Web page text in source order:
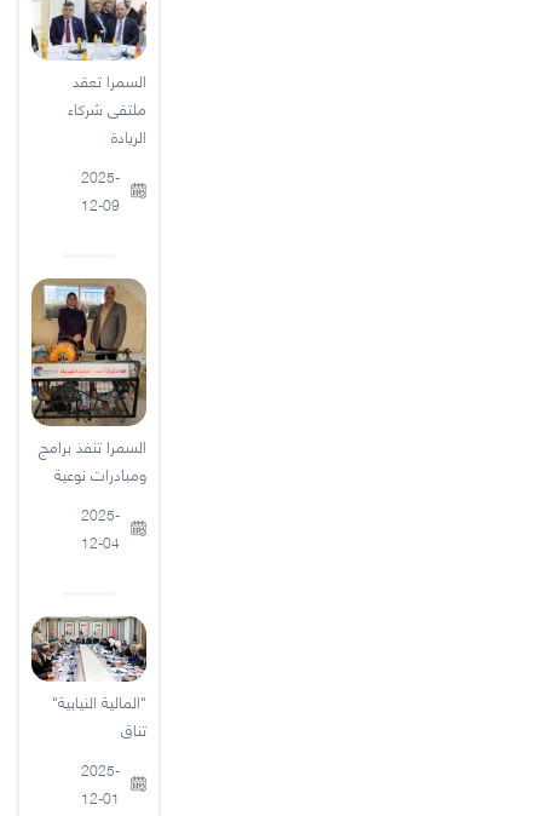
السمرا تعقد
ملتقى شركاء
الريادة
2025-
12-09
السمرا تنفذ برامج
ومبادرات نوعية
2025-
12-04
"المالية النيابية"
تناق
2025-
12-01